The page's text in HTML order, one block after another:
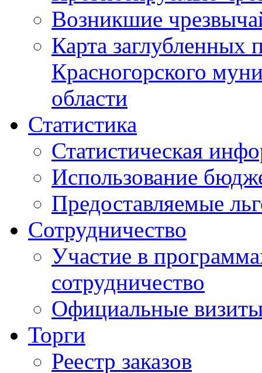
Возникшие
Карта
Красногорского
области
Статистика
Статистическая
Использование
Предоставляемые
Сотрудничество
Участие в
сотрудничество
Официальные
Торги
Реестр заказов